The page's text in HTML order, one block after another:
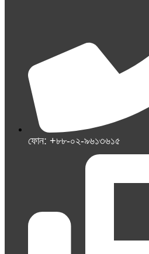
ফোন: +৮৮-০২-৯৬১৩৬১৫